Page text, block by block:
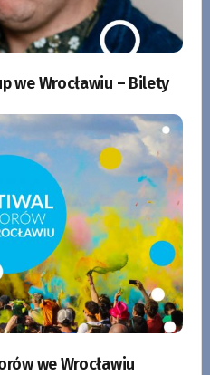
we Wrocławiu – Bilety
we Wrocławiu